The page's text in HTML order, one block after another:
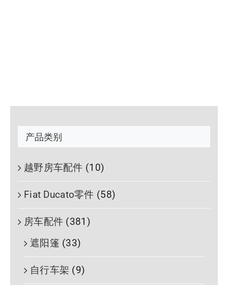
产品类别
越野房车配件 (10)
Fiat Ducato零件 (58)
房车配件 (381)
遮阳篷 (33)
自行车架 (9)